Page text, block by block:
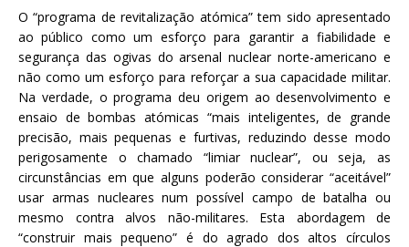
O “programa de revitalização atómica” tem sido apresentado
ao público como um esforço para garantir a fiabilidade e
segurança das ogivas do arsenal nuclear norte-americano e
não como um esforço para reforçar a sua capacidade militar.
Na verdade, o programa deu origem ao desenvolvimento e
ensaio de bombas atómicas “mais inteligentes, de grande
precisão, mais pequenas e furtivas, reduzindo desse modo
perigosamente o chamado “limiar nuclear”, ou seja, as
circunstâncias em que alguns poderão considerar “aceitável”
usar armas nucleares num possível campo de batalha ou
mesmo contra alvos não-militares. Esta abordagem de
“construir mais pequeno” é do agrado dos altos círculos